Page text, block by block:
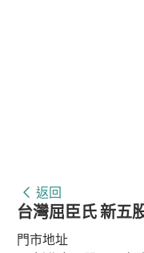
返回
台灣屈臣氏 新五
門市地址